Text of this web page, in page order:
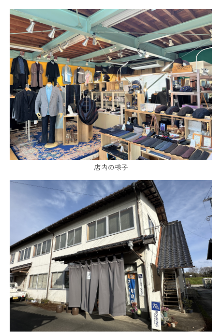
店内の様子